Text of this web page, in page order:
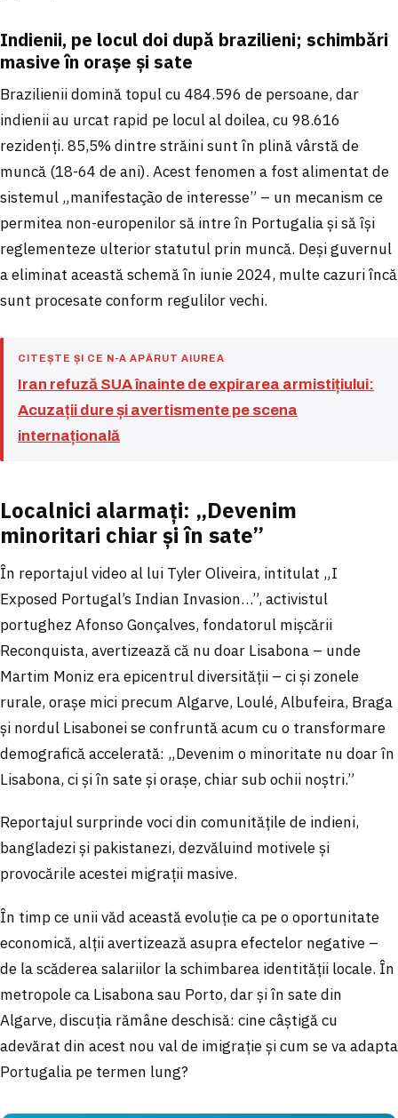
Indienii, pe locul doi după brazilieni; schimbări
masive în orașe și sate
Brazilienii domină topul cu 484.596 de persoane, dar
indienii au urcat rapid pe locul al doilea, cu 98.616
rezidenți. 85,5% dintre străini sunt în plină vârstă de
muncă (18-64 de ani). Acest fenomen a fost alimentat de
sistemul „manifestação de interesse” – un mecanism ce
permitea non-europenilor să intre în Portugalia și să își
reglementeze ulterior statutul prin muncă. Deși guvernul
a eliminat această schemă în iunie 2024, multe cazuri încă
sunt procesate conform regulilor vechi.
CITEȘTE ȘI CE N-A APĂRUT AIUREA
Iran refuză SUA înainte de expirarea armistițiului:
Acuzații dure și avertismente pe scena
internațională
Localnici alarmați: „Devenim
minoritari chiar și în sate”
În reportajul video al lui Tyler Oliveira, intitulat „I
Exposed Portugal’s Indian Invasion…”, activistul
portughez Afonso Gonçalves, fondatorul mișcării
Reconquista, avertizează că nu doar Lisabona – unde
Martim Moniz era epicentrul diversității – ci și zonele
rurale, orașe mici precum Algarve, Loulé, Albufeira, Braga
și nordul Lisabonei se confruntă acum cu o transformare
demografică accelerată: „Devenim o minoritate nu doar în
Lisabona, ci și în sate și orașe, chiar sub ochii noștri.”
Reportajul surprinde voci din comunitățile de indieni,
bangladezi și pakistanezi, dezvăluind motivele și
provocările acestei migrații masive.
În timp ce unii văd această evoluție ca pe o oportunitate
economică, alții avertizează asupra efectelor negative –
de la scăderea salariilor la schimbarea identității locale. În
metropole ca Lisabona sau Porto, dar și în sate din
Algarve, discuția rămâne deschisă: cine câștigă cu
adevărat din acest nou val de imigrație și cum se va adapta
Portugalia pe termen lung?